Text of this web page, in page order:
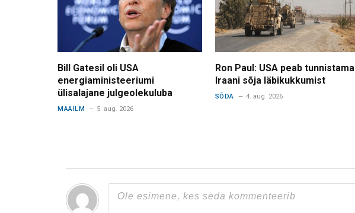
Bill Gatesil oli USA
energiaministeeriumi
ülisalajane julgeolekuluba
MAAILM 5. aug. 2026
Ron Paul: USA peab tunnistama
Iraani sõja läbikukkumist
SÕDA 4. aug. 2026